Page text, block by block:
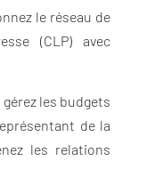
le réseau de
(CLP) avec
gérez les budgets
de la
les relations